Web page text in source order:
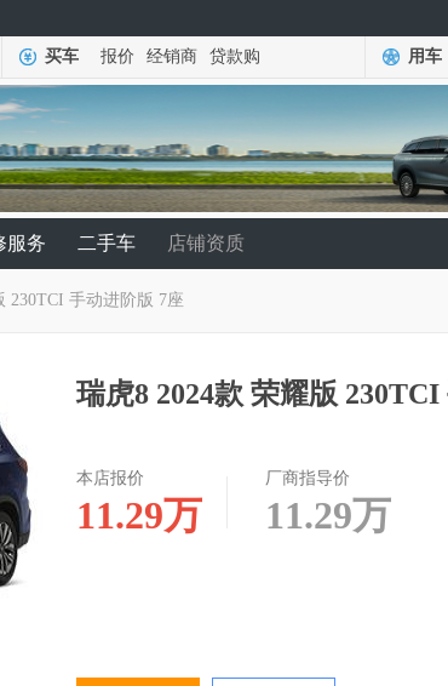
买车 报价 经销商 贷款购 用车
服务 二手车 店铺资质
230TCI 手动进阶版 7座
瑞虎8 2024款 荣耀版
本店报价
11.29万
厂商指导价
11.29万